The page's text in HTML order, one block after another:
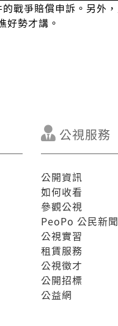
戰爭賠償申訴。另外
好勢才講。
公視服務
公開資訊
如何收看
參觀公視
PeoPo 公民新聞
公視實習
租賃服務
公視徵才
公開招標
公益網